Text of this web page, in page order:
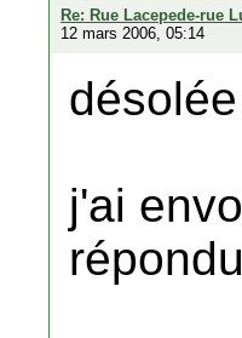
Re: Rue Lacepede-rue
12 mars 2006, 05:14
j'ai